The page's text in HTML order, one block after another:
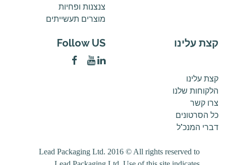
צנצנות ופחיות
מוצרים תעשייתים
קצת עלינו
קצת עלינו
הלקוחות שלנו
צרו קשר
כל הסרטונים
דברי המנכ"ל
Follow US
Lead Packaging Ltd. 2016 © All rights reserved to